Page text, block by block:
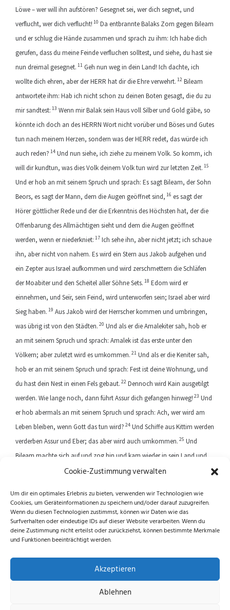
Cookie-Zustimmung verwalten
Um dir ein optimales Erlebnis zu bieten, verwenden wir Technologien wie
Cookies, um Geräteinformationen zu speichern und/oder darauf zuzugreifen.
Wenn du diesen Technologien zustimmst, können wir Daten wie das
Surfverhalten oder eindeutige IDs auf dieser Website verarbeiten. Wenn du
deine Zustimmung nicht erteilst oder zurückziehst, können bestimmte Merkmale
und Funktionen beeinträchtigt werden.
Akzeptieren
Ablehnen
Löwe – wer will ihn aufstören? Gesegnet sei, wer dich segnet, und
verflucht, wer dich verflucht! 10 Da entbrannte Balaks Zorn gegen Bileam
und er schlug die Hände zusammen und sprach zu ihm: Ich habe dich
gerufen, dass du meine Feinde verfluchen solltest, und siehe, du hast sie
nun dreimal gesegnet. 11 Geh nun weg in dein Land! Ich dachte, ich
wollte dich ehren, aber der HERR hat dir die Ehre verwehrt. 12 Bileam
antwortete ihm: Hab ich nicht schon zu deinen Boten gesagt, die du zu
mir sandtest: 13 Wenn mir Balak sein Haus voll Silber und Gold gäbe, so
könnte ich doch an des HERRN Wort nicht vorüber und Böses und Gutes
tun nach meinem Herzen, sondern was der HERR redet, das würde ich
auch reden? 14 Und nun siehe, ich ziehe zu meinem Volk. So komm, ich
will dir kundtun, was dies Volk deinem Volk tun wird zur letzten Zeit. 15
Und er hob an mit seinem Spruch und sprach: Es sagt Bileam, der Sohn
Beors, es sagt der Mann, dem die Augen geöffnet sind, 16 es sagt der
Hörer göttlicher Rede und der die Erkenntnis des Höchsten hat, der die
Offenbarung des Allmächtigen sieht und dem die Augen geöffnet
werden, wenn er niederkniet: 17 Ich sehe ihn, aber nicht jetzt; ich schaue
ihn, aber nicht von nahem. Es wird ein Stern aus Jakob aufgehen und
ein Zepter aus Israel aufkommen und wird zerschmettern die Schläfen
der Moabiter und den Scheitel aller Söhne Sets. 18 Edom wird er
einnehmen, und Seïr, sein Feind, wird unterworfen sein; Israel aber wird
Sieg haben. 19 Aus Jakob wird der Herrscher kommen und umbringen,
was übrig ist von den Städten. 20 Und als er die Amalekiter sah, hob er
an mit seinem Spruch und sprach: Amalek ist das erste unter den
Völkern; aber zuletzt wird es umkommen. 21 Und als er die Keniter sah,
hob er an mit seinem Spruch und sprach: Fest ist deine Wohnung, und
du hast dein Nest in einen Fels gebaut. 22 Dennoch wird Kain ausgetilgt
werden. Wie lange noch, dann führt Assur dich gefangen hinweg! 23 Und
er hob abermals an mit seinem Spruch und sprach: Ach, wer wird am
Leben bleiben, wenn Gott das tun wird? 24 Und Schiffe aus Kittim werden
verderben Assur und Eber; das aber wird auch umkommen. 25 Und
Bileam machte sich auf und zog hin und kam wieder in sein Land und
Balak zog seinen Weg.
Next article
Previous article
Folge uns auf Instagram und Facebook!